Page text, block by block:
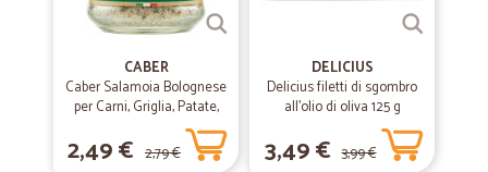
CABER
Caber Salamoia Bolognese
per Carni, Griglia, Patate,
Verdure 200 gr.
2,49 € 2,79 €
DELICIUS
Delicius filetti di sgombro
all'olio di oliva 125 g
3,49 € 3,99 €